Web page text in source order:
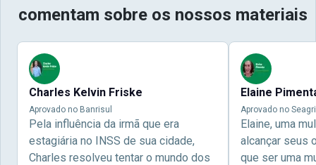
comentam sobre os nossos materiais
Charles Kelvin Friske
Aprovado no Banrisul
Pela influência da irmã que era
estagiária no INSS de sua cidade,
Charles resolveu tentar o mundo dos
Elaine
Aprovado no
Elaine, uma
alcançar seus
que ser uma